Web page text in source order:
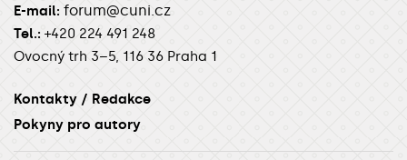
E-mail: forum@cuni.cz
Tel.: +420 224 491 248
Ovocný trh 3–5, 116 36 Praha 1
Kontakty / Redakce
Pokyny pro autory